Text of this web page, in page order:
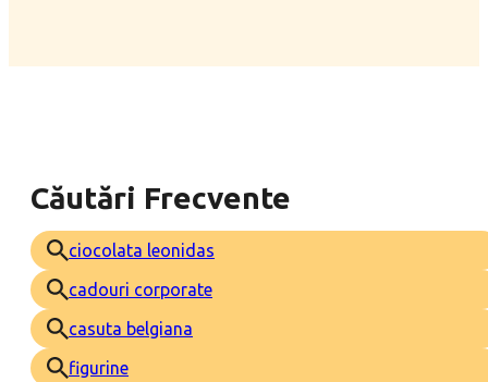
Căutări Frecvente
ciocolata leonidas
cadouri corporate
casuta belgiana
figurine